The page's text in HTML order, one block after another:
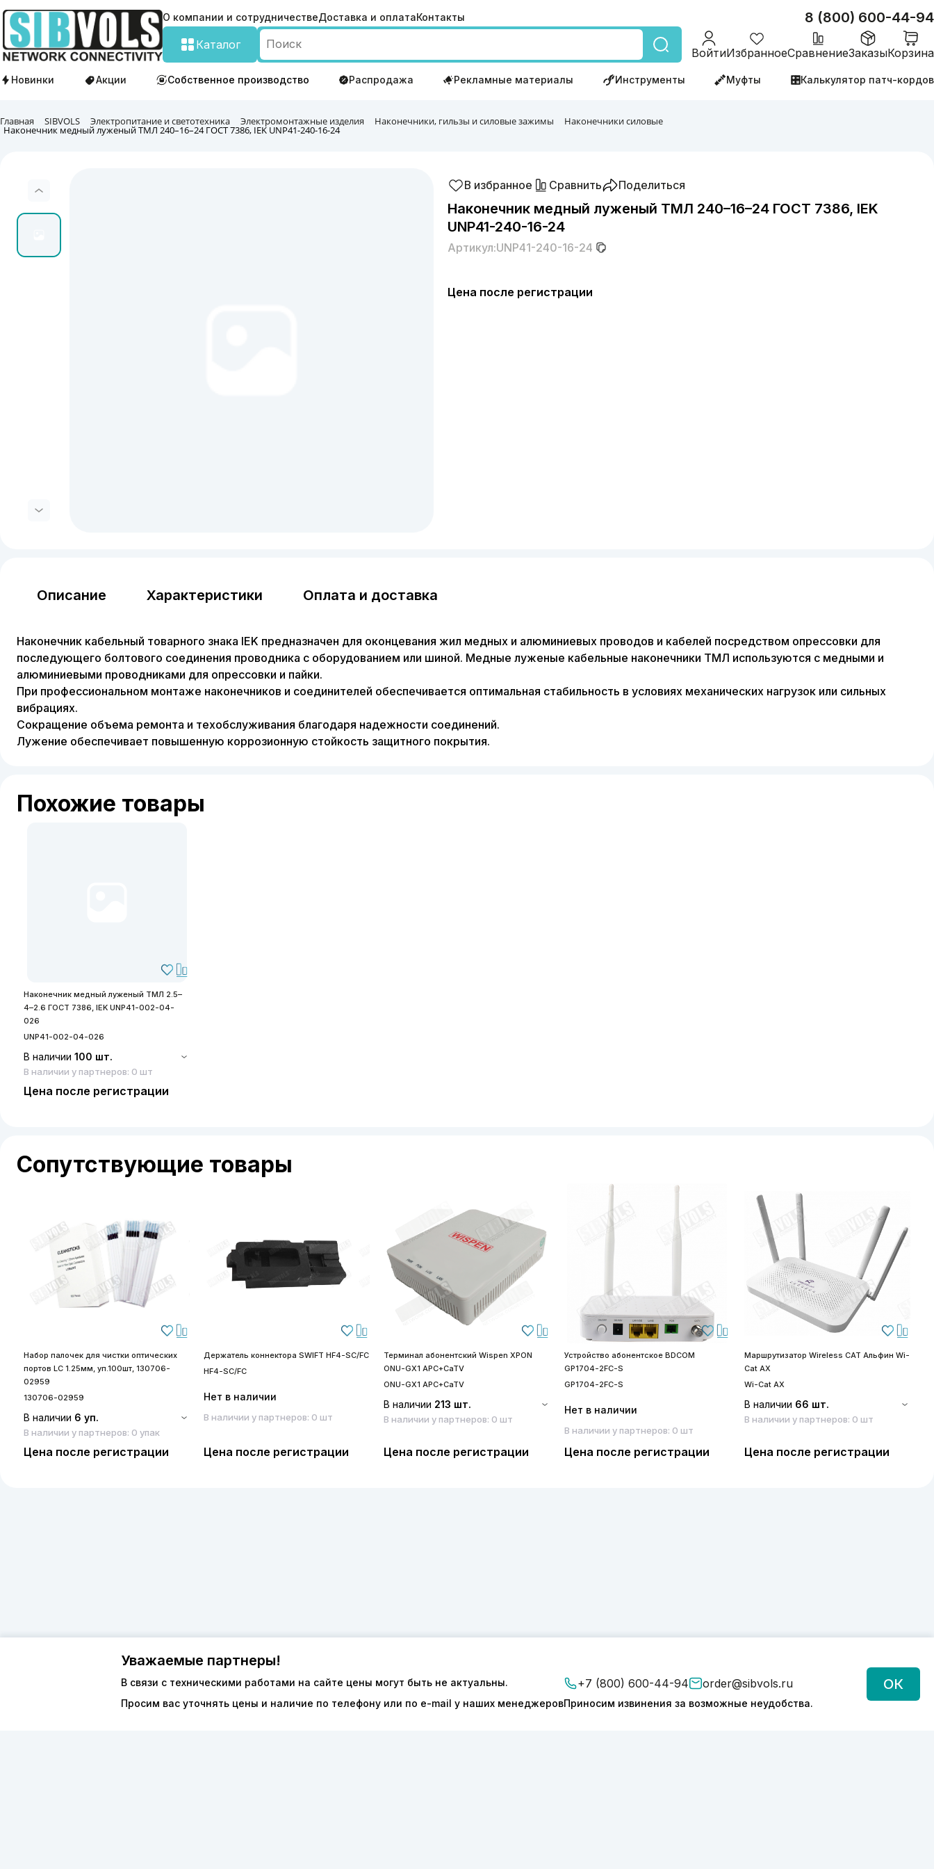
О компании и сотрудничествеДоставка и оплатаКонтакты 8 (800) 600-44-94
Каталог
ВойтиИзбранноеСравнениеЗаказыКорзина
Новинки Акции Собственное производство Распродажа Рекламные материалы Инструменты Муфты Калькулятор патч-кордов
Главная SIBVOLS Электропитание и светотехника Электромонтажные изделия Наконечники, гильзы и силовые зажимы Наконечники силовые
Наконечник медный луженый ТМЛ 240–16–24 ГОСТ 7386, IEK UNP41-240-16-24
В избранное Сравнить Поделиться
Наконечник медный луженый ТМЛ 240–16–24 ГОСТ 7386, IEK
UNP41-240-16-24
Артикул:UNP41-240-16-24
Цена после регистрации
Описание Характеристики Оплата и доставка
Наконечник кабельный товарного знака IEK предназначен для оконцевания жил медных и алюминиевых проводов и кабелей посредством опрессовки для
последующего болтового соединения проводника с оборудованием или шиной. Медные луженые кабельные наконечники ТМЛ используются с медными и
алюминиевыми проводниками для опрессовки и пайки.
При профессиональном монтаже наконечников и соединителей обеспечивается оптимальная стабильность в условиях механических нагрузок или сильных
вибрациях.
Сокращение объема ремонта и техобслуживания благодаря надежности соединений.
Лужение обеспечивает повышенную коррозионную стойкость защитного покрытия.
Похожие товары
Наконечник медный луженый ТМЛ 2.5–
4–2.6 ГОСТ 7386, IEK UNP41-002-04-
026
UNP41-002-04-026
В наличии 100 шт.
В наличии у партнеров: 0 шт
Цена после регистрации
Сопутствующие товары
Набор палочек для чистки оптических
портов LC 1.25мм, уп.100шт, 130706-
02959
130706-02959
В наличии 6 уп.
В наличии у партнеров: 0 упак
Цена после регистрации
Держатель коннектора SWIFT HF4-SC/FC
HF4-SC/FC
Нет в наличии
В наличии у партнеров: 0 шт
Цена после регистрации
Терминал абонентский Wispen XPON
ONU-GX1 APC+CaTV
ONU-GX1 APC+CaTV
В наличии 213 шт.
В наличии у партнеров: 0 шт
Цена после регистрации
Устройство абонентское BDCOM
GP1704-2FC-S
GP1704-2FC-S
Нет в наличии
В наличии у партнеров: 0 шт
Цена после регистрации
Маршрутизатор Wireless CAT Альфин Wi-
Cat AX
Wi-Cat AX
В наличии 66 шт.
В наличии у партнеров: 0 шт
Цена после регистрации
Уважаемые партнеры!
В связи с техническими работами на сайте цены могут быть не актуальны.
Просим вас уточнять цены и наличие по телефону или по e-mail у наших менеджеров
+7 (800) 600-44-94 order@sibvols.ru
Приносим извинения за возможные неудобства.
ОК
О компании
Доставка и оплата